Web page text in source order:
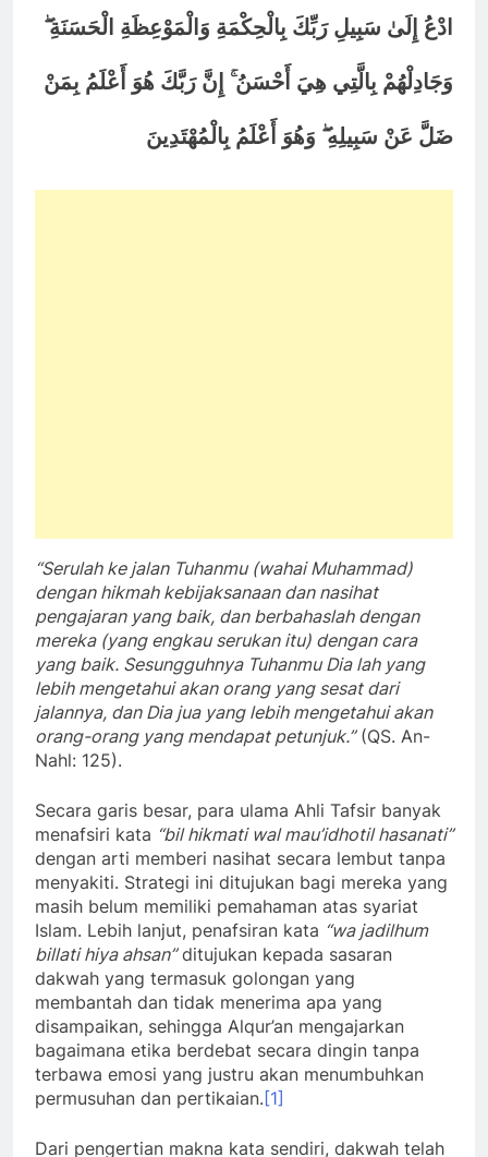
ادْعُ إِلَىٰ سَبِيلِ رَبِّكَ بِالْحِكْمَةِ وَالْمَوْعِظَةِ الْحَسَنَةِ ۖ
وَجَادِلْهُمْ بِالَّتِي هِيَ أَحْسَنُ ۚ إِنَّ رَبَّكَ هُوَ أَعْلَمُ بِمَنْ
ضَلَّ عَنْ سَبِيلِهِ ۖ وَهُوَ أَعْلَمُ بِالْمُهْتَدِينَ
“Serulah ke jalan Tuhanmu (wahai Muhammad)
dengan hikmah kebijaksanaan dan nasihat
pengajaran yang baik, dan berbahaslah dengan
mereka (yang engkau serukan itu) dengan cara
yang baik. Sesungguhnya Tuhanmu Dia lah yang
lebih mengetahui akan orang yang sesat dari
jalannya, dan Dia jua yang lebih mengetahui akan
orang-orang yang mendapat petunjuk.”(QS. An-
Nahl: 125).
Secara garis besar, para ulama Ahli Tafsir banyak
menafsiri kata “bil hikmati wal mau’idhotil hasanati”
dengan arti memberi nasihat secara lembut tanpa
menyakiti. Strategi ini ditujukan bagi mereka yang
masih belum memiliki pemahaman atas syariat
Islam. Lebih lanjut, penafsiran kata “wa jadilhum
billati hiya ahsan”ditujukan kepada sasaran
dakwah yang termasuk golongan yang
membantah dan tidak menerima apa yang
disampaikan, sehingga Alqur’an mengajarkan
bagaimana etika berdebat secara dingin tanpa
terbawa emosi yang justru akan menumbuhkan
permusuhan dan pertikaian.[1]
Dari pengertian makna kata sendiri, dakwah telah